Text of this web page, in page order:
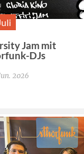
Jam mit
DJs
2026